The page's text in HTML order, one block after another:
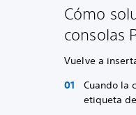
Cómo
consolas
Vuelve a
Cuando la
etiqueta